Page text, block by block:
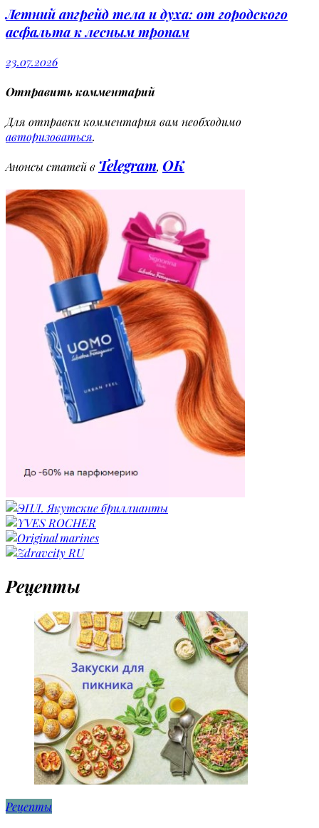
Летний апгрейд тела и духа: от городского
асфальта к лесным тропам
23.07.2026
Отправить комментарий
Для отправки комментария вам необходимо
авторизоваться.
Анонсы статей в Telegram, OK
Рецепты
Рецепты